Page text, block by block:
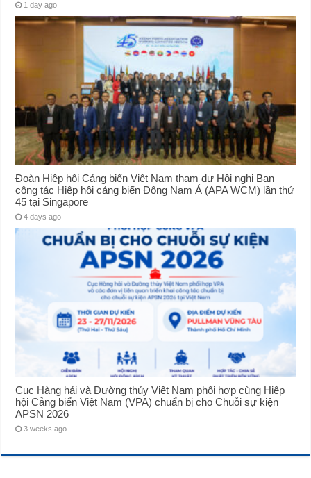
1 day ago
Đoàn Hiệp hội Cảng biển Việt Nam tham dự Hội nghị Ban
công tác Hiệp hội cảng biển Đông Nam Á (APA WCM) lần thứ
45 tại Singapore
4 days ago
Cục Hàng hải và Đường thủy Việt Nam phối hợp cùng Hiệp
hội Cảng biển Việt Nam (VPA) chuẩn bị cho Chuỗi sự kiện
APSN 2026
3 weeks ago